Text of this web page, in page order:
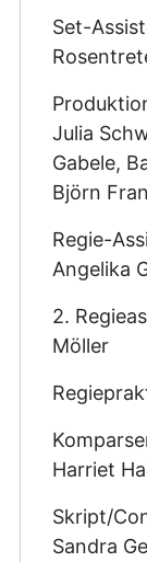
Set-
Julia
Gabele,
Björn
Regie-
Angelika
2.
Möller
Harriet
Skript/
Sandra